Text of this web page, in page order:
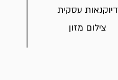
דיוקנאות עסקית
צילום מזון